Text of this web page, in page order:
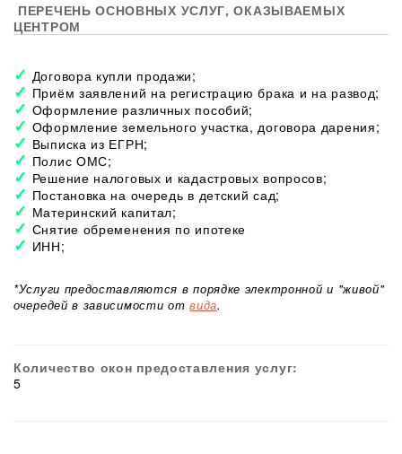
ПЕРЕЧЕНЬ ОСНОВНЫХ УСЛУГ, ОКАЗЫВАЕМЫХ
ЦЕНТРОМ
Договора купли продажи;
Приём заявлений на регистрацию брака и на развод;
Оформление различных пособий;
Оформление земельного участка, договора дарения;
Выписка из ЕГРН;
Полис ОМС;
Решение налоговых и кадастровых вопросов;
Постановка на очередь в детский сад;
Материнский капитал;
Снятие обременения по ипотеке
ИНН;
*Услуги предоставляются в порядке электронной и "живой"
очередей в зависимости отвида.
Количество окон предоставления услуг:
5